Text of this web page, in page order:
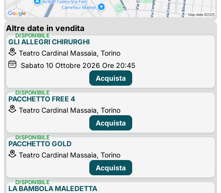
Altre date in vendita
GLI ALLEGRI CHIRURGHI
Teatro Cardinal Massaia, Torino
Sabato 10 Ottobre 2026 Ore 20:45
DISPONIBILE
Acquista
PACCHETTO FREE 4
Teatro Cardinal Massaia, Torino
DISPONIBILE
Acquista
PACCHETTO GOLD
Teatro Cardinal Massaia, Torino
DISPONIBILE
Acquista
LA BAMBOLA MALEDETTA
DISPONIBILE